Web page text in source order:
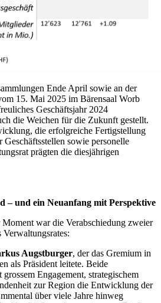
Ende April sowie an der
15. Mai 2025 im Bärensaal Worb
Geschäftsjahr 2024
die Weichen für die Zukunft gestellt.
die erfolgreiche Fertigstellung
sowie personelle
prägten die diesjährigen
– und ein Neuanfang mit Perspektive
war die Verabschiedung zweier
Augstburger, der das Gremium in
als Präsident leitete. Beide
Engagement, strategischem
zur Region die Entwicklung der
über viele Jahre hinweg